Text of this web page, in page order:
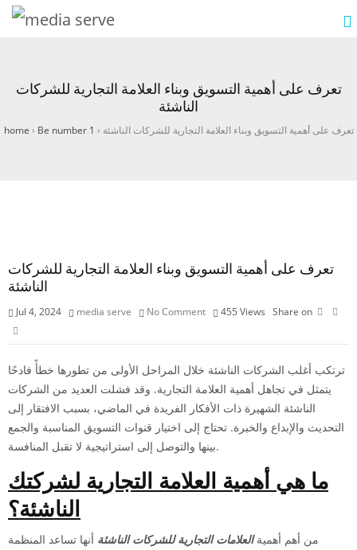
تعرف على أهمية التسويق وبناء العلامة التجارية للشركات
الناشئة
home › Be number 1 › تعرف على أهمية التسويق وبناء العلامة التجارية للشركات الناشئة
تعرف على أهمية التسويق وبناء العلامة التجارية للشركات
الناشئة
Jul 4, 2024 media serve No Comment 455 Views Share on
ترتكب أغلب الشركات الناشئة خلال المراحل الأولى من تطورها خطأً فادحًا
يتمثل في تجاهل أهمية العلامة التجارية. وقد فشلت العديد من الشركات
الناشئة الشهيرة ذات الأفكار الفريدة في الماضي، بسبب الافتقار إلى
التحديث والإبداع والخبرة. تحتاج إلى اختيار قنوات التسويق المناسبة والجمع
بينها والتوصل إلى استراتيجية لا تقبل المنافسة.
ما هي أهمية العلامة التجارية لشركتك
الناشئة؟
من أهم أهميةالعلامات التجارية للشركات الناشئة أنها تساعد المنظمة